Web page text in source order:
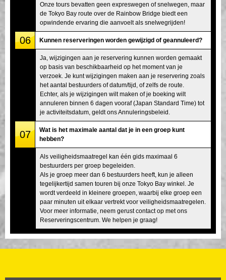
Onze tours bevatten geen expreswegen of snelwegen, maar
de Tokyo Bay route over de Rainbow Bridge biedt een
opwindende ervaring die aanvoelt als snelwegrijden!
06 Kunnen reserveringen worden gewijzigd of geannuleerd?
Ja, wijzigingen aan je reservering kunnen worden gemaakt
op basis van beschikbaarheid op het moment van je
verzoek. Je kunt wijzigingen maken aan je reservering zoals
het aantal bestuurders of datum/tijd, of zelfs de route.
Echter, als je wijzigingen wilt maken of je boeking wilt
annuleren binnen 6 dagen vooraf (Japan Standard Time) tot
je activiteitsdatum, geldt ons Annuleringsbeleid.
07
Wat is het maximale aantal dat je in een groep kunt
hebben?
Als veiligheidsmaatregel kan één gids maximaal 6
bestuurders per groep begeleiden.
Als je groep meer dan 6 bestuurders heeft, kun je alleen
tegelijkertijd samen touren bij onze Tokyo Bay winkel. Je
wordt verdeeld in kleinere groepen, waarbij elke groep een
paar minuten uit elkaar vertrekt voor veiligheidsmaatregelen.
Voor meer informatie, neem gerust contact op met ons
Reserveringscentrum. We helpen je graag!